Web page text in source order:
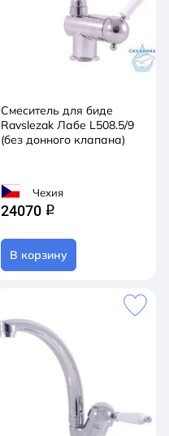
Смеситель для биде
Ravslezak Лабе L508.5/9
(без донного клапана)
Чехия
24070 q
В корзину